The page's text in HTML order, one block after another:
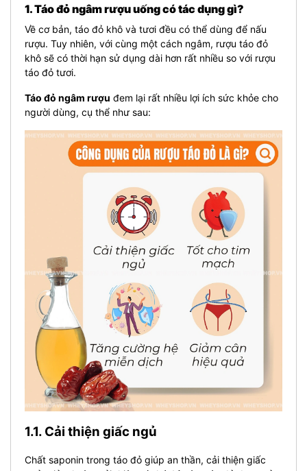
1. Táo đỏ ngâm rượu uống có tác dụng gì?
Về cơ bản, táo đỏ khô và tươi đều có thể dùng để nấu
rượu. Tuy nhiên, với cùng một cách ngâm, rượu táo đỏ
khô sẽ có thời hạn sử dụng dài hơn rất nhiều so với rượu
táo đỏ tươi.
Táo đỏ ngâm rượu đem lại rất nhiều lợi ích sức khỏe cho
người dùng, cụ thể như sau:
1.1. Cải thiện giấc ngủ
Chất saponin trong táo đỏ giúp an thần, cải thiện giấc